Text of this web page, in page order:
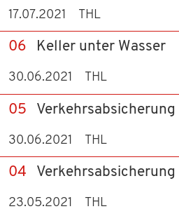
17.07.2021 THL
30.06.2021 THL
06 Keller unter Wasser
30.06.2021 THL
05 Verkehrsabsicherung
23.05.2021 THL
04 Verkehrsabsicherung